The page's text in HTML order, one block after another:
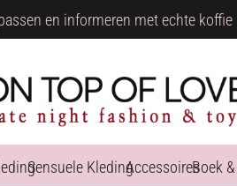
en informeren met echte
Sensuele KledingAccessoiresBoek